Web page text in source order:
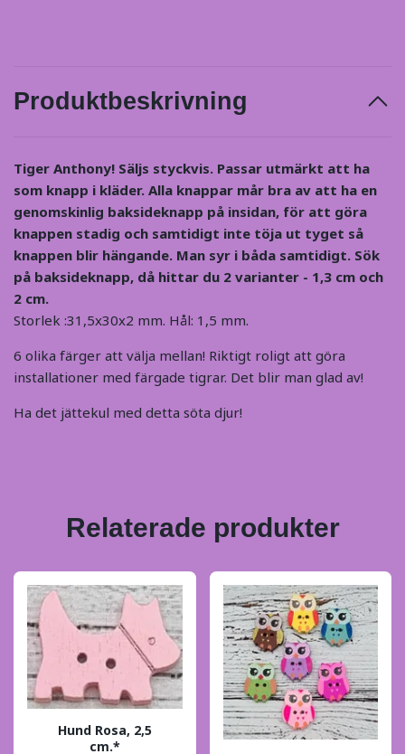
Produktbeskrivning
Tiger Anthony! Säljs styckvis. Passar utmärkt att ha
som knapp i kläder. Alla knappar mår bra av att ha en
genomskinlig baksideknapp på insidan, för att göra
knappen stadig och samtidigt inte töja ut tyget så
knappen blir hängande. Man syr i båda samtidigt. Sök
på baksideknapp, då hittar du 2 varianter - 1,3 cm och
2 cm.
Storlek :31,5x30x2 mm. Hål: 1,5 mm.
6 olika färger att välja mellan! Riktigt roligt att göra
installationer med färgade tigrar. Det blir man glad av!
Ha det jättekul med detta söta djur!
Relaterade produkter
Hund Rosa, 2,5
cm.*